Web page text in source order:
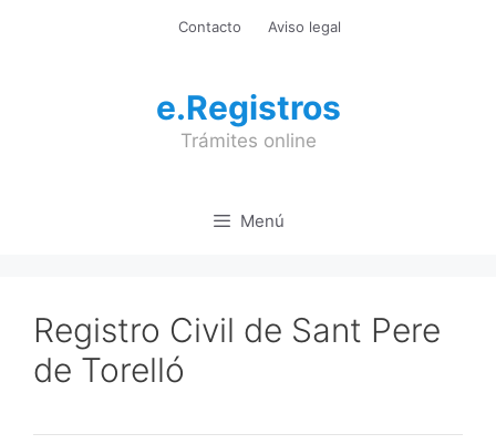
Contacto Aviso legal
e.Registros
Trámites online
Menú
Registro Civil de Sant Pere
de Torelló